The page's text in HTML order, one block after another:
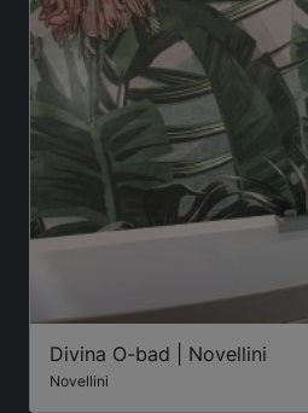
Divina O-bad | Novellini
Novellini